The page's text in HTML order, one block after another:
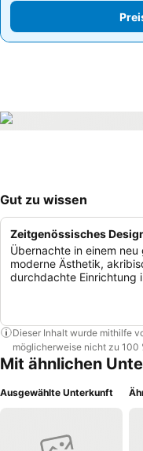
Gut zu wissen
Zeitgenössisches
Übernachte in einem
moderne Ästhetik,
durchdachte Einrichtung
Dieser Inhalt wurde mithilfe
möglicherweise nicht zu 100
Mit ähnlichen
Ausgewählte Unterkunft